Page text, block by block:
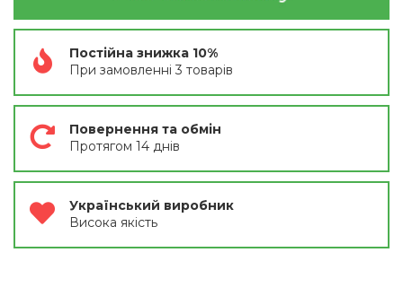
Постійна знижка 10%
При замовленні 3 товарів
Повернення та обмін
Протягом 14 днів
Український виробник
Висока якість